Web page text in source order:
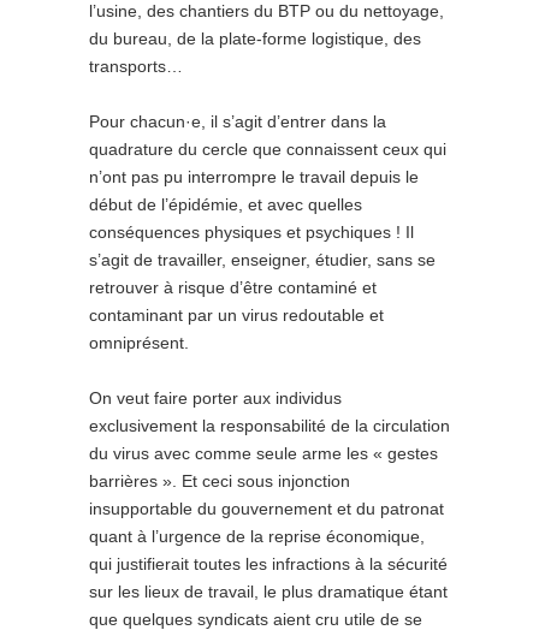
l’usine, des chantiers du BTP ou du nettoyage,
du bureau, de la plate-forme logistique, des
transports…
Pour chacun·e, il s’agit d’entrer dans la
quadrature du cercle que connaissent ceux qui
n’ont pas pu interrompre le travail depuis le
début de l’épidémie, et avec quelles
conséquences physiques et psychiques ! Il
s’agit de travailler, enseigner, étudier, sans se
retrouver à risque d’être contaminé et
contaminant par un virus redoutable et
omniprésent.
On veut faire porter aux individus
exclusivement la responsabilité de la circulation
du virus avec comme seule arme les « gestes
barrières ». Et ceci sous injonction
insupportable du gouvernement et du patronat
quant à l’urgence de la reprise économique,
qui justifierait toutes les infractions à la sécurité
sur les lieux de travail, le plus dramatique étant
que quelques syndicats aient cru utile de se